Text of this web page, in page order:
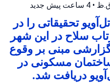
• 4 ساعت پیش جدید
تحقیقاتی را در
سلاح در این شهر
مبنی بر وقوع
مسکونی در
دریافت شد.